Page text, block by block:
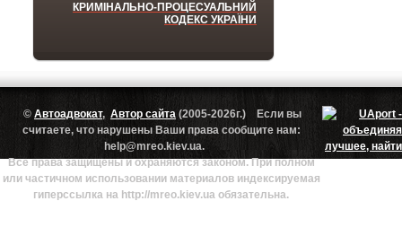
КРИМІНАЛЬНО-ПРОЦЕСУАЛЬНИЙ
КОДЕКС УКРАЇНИ
© Автоадвокат, Автор сайта (2005-2026г.) Если вы
считаете, что нарушены Ваши права сообщите нам:
help@mreo.kiev.ua.
Все права защищены и охраняются законом. При полном
или частичном использовании материалов индексируемая
гиперссылка на http://mreo.kiev.ua обязательна.